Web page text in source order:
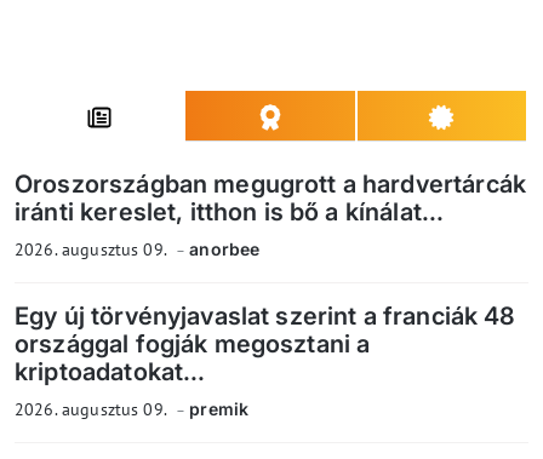
Oroszországban megugrott a hardvertárcák
iránti kereslet, itthon is bő a kínálat...
2026. augusztus 09. anorbee
Egy új törvényjavaslat szerint a franciák 48
országgal fogják megosztani a
kriptoadatokat...
2026. augusztus 09. premik